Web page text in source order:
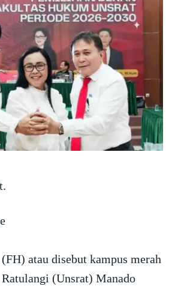
atau disebut kampus merah
(Unsrat) Manado